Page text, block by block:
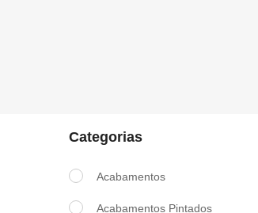
Categorias
Acabamentos
Acabamentos Pintados